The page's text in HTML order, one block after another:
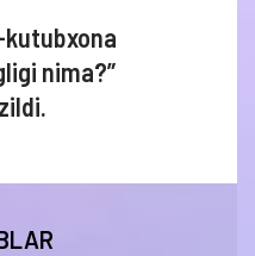
nima?”